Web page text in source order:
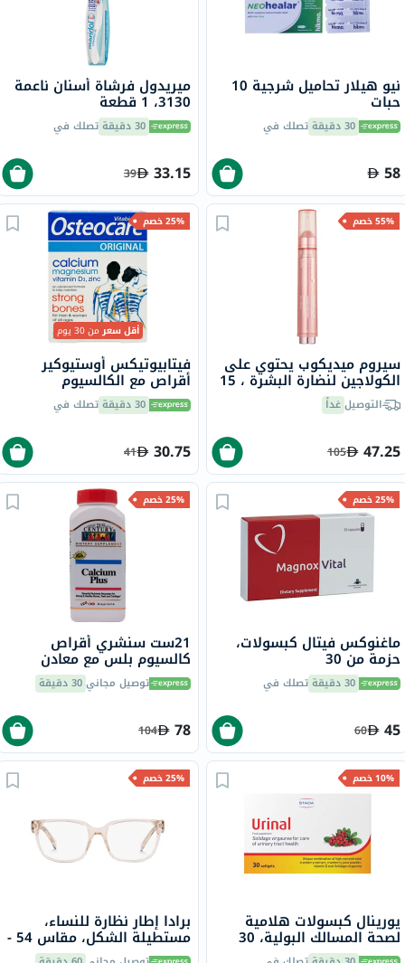
نيو هيلار تحاميل شرجية 10
حبات
30 دقيقة تصلك في
58
ميريدول فرشاة أسنان ناعمة
3130، 1 قطعة
30 دقيقة تصلك في
33.15
39
55% خصم
سيروم ميديكوب يحتوي على
الكولاجين لنضارة البشرة ، 15
ملالتوصيلغداً
47.25
105
25% خصم
أقل سعرمن 30 يوم
فيتابيوتيكس أوستيوكير
أقراص مع الكالسيوم
والزنك لقوة العظام، 30 قرص
30 دقيقة تصلك في
30.75
41
25% خصم
ماغنوكس فيتال كبسولات،
حزمة من 30
30 دقيقة تصلك في
45
60
25% خصم
21ست سنشري أقراص
كالسيوم بلس مع معادن
متعددة وفيتامين D لدعم
العظام والأسنان، حزمة من
توصيل مجاني30 دقيقة
78
104
10% خصم
يورينال كبسولات هلامية
لصحة المسالك البولية، 30
قطعة
25% خصم
برادا إطار نظارة للنساء،
مستطيلة الشكل، مقاس 54 -
15J1O1 PR 17ZV